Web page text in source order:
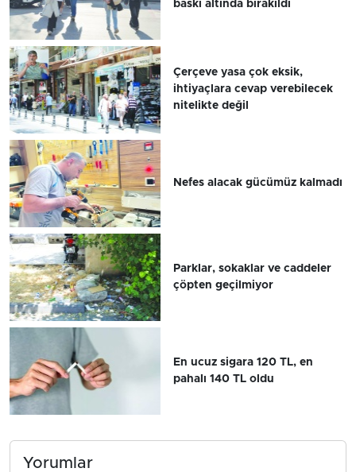
baskı altında bırakıldı
Çerçeve yasa çok eksik,
ihtiyaçlara cevap verebilecek
nitelikte değil
Nefes alacak gücümüz kalmadı
Parklar, sokaklar ve caddeler
çöpten geçilmiyor
En ucuz sigara 120 TL, en
pahalı 140 TL oldu
Yorumlar